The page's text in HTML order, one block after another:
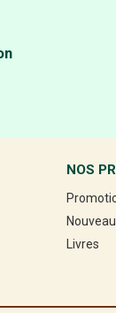
NOS
Livres